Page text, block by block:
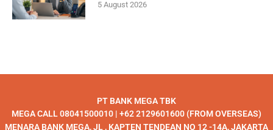
5 August 2026
PT BANK MEGA TBK
MEGA CALL 08041500010 | +62 2129601600 (FROM OVERSEAS)
MENARA BANK MEGA, JL , KAPTEN TENDEAN NO 12 -14A, JAKARTA